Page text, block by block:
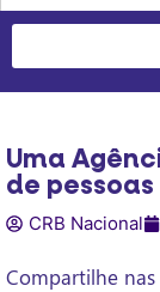
Uma
de pessoas
CRB Nacional
Compartilhe nas